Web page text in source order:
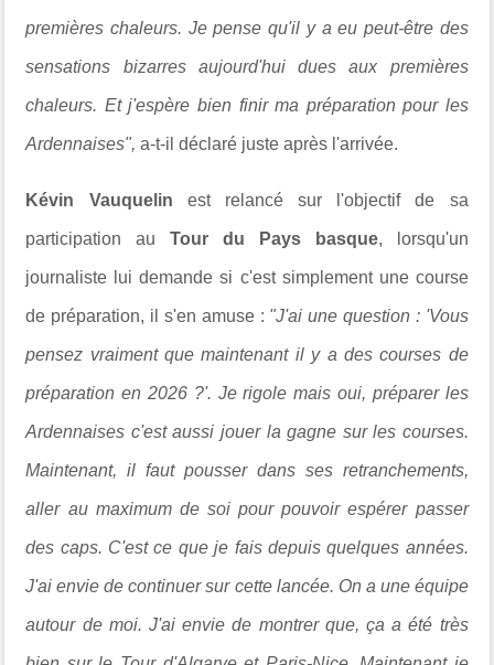
premières chaleurs. Je pense qu'il y a eu peut-être des
sensations bizarres aujourd'hui dues aux premières
chaleurs. Et j'espère bien finir ma préparation pour les
Ardennaises",a-t-il déclaré juste après l'arrivée.
Kévin Vauquelin est relancé sur l'objectif de sa
participation auTour du Pays basque, lorsqu'un
journaliste lui demande si c'est simplement une course
de préparation, il s'en amuse : "J'ai une question : 'Vous
pensez vraiment que maintenant il y a des courses de
préparation en 2026 ?'. Je rigole mais oui, préparer les
Ardennaises c'est aussi jouer la gagne sur les courses.
Maintenant, il faut pousser dans ses retranchements,
aller au maximum de soi pour pouvoir espérer passer
des caps. C'est ce que je fais depuis quelques années.
J'ai envie de continuer sur cette lancée. On a une équipe
autour de moi. J'ai envie de montrer que, ça a été très